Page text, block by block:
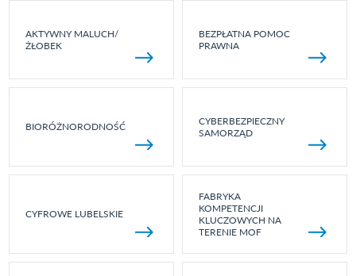
AKTYWNY MALUCH/
ŻŁOBEK
BEZPŁATNA POMOC
PRAWNA
BIORÓŻNORODNOŚĆ
CYBERBEZPIECZNY
SAMORZĄD
CYFROWE LUBELSKIE
FABRYKA
KOMPETENCJI
KLUCZOWYCH NA
TERENIE MOF